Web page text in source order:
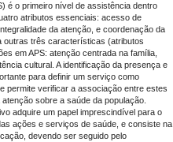
é o primeiro nível de assistência dentro
atributos essenciais: acesso de
da atenção, e coordenação da
outras três características (atributos
em APS: atenção centrada na família,
cultural. A identificação da presença e
para definir um serviço como
permite verificar a associação entre estes
sobre a saúde da população.
adquire um papel imprescindível para o
ações e serviços de saúde, e consiste na
devendo ser seguido pelo